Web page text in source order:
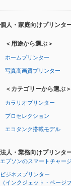
個人・家庭向けプリンタ
＜用途から選ぶ＞
ホームプリンター
写真高画質プリンター
＜カテゴリーから選ぶ＞
カラリオプリンター
プロセレクション
エコタンク搭載モデル
法人・業務向けプリンタ
エプソンのスマートチャージ
ビジネスプリンター
（インクジェット・ページ